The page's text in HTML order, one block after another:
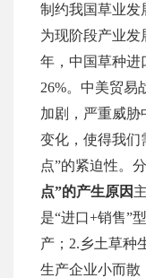
制约我国草业发
为现阶段产业发
年，中国草种进
26%。中美贸易
加剧，严重威胁
变化，使得我们
点”的紧迫性。
点”的产生原因
是“进口+销售”
产；2.乡土草种
生产企业小而散